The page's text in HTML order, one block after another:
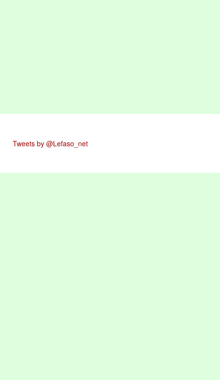
Tweets by @Lefaso_net